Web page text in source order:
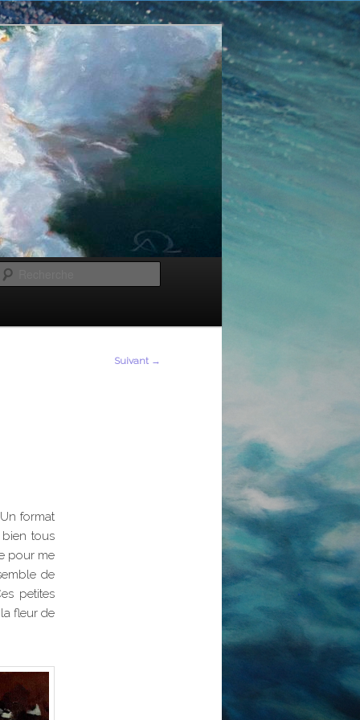
Suivant →
format
tous
pour me
de
petites
fleur de